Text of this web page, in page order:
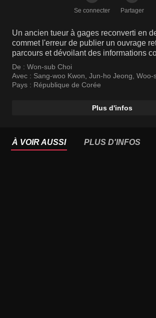
Se connecter Partager
Un ancien tueur à gages reconverti en
commet l'erreur de publier un ouvrage
parcours et dévoilant des informations
De : Won-sub Choi
Avec : Sang-woo Kwon, Jun-ho Jeong, Woo-
Pays : République de Corée
Plus d'infos
À VOIR AUSSI PLUS D'INFOS